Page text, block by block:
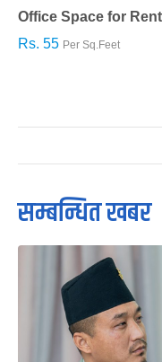
Office Space for
Rs. 55 Per Sq.Feet
सम्बन्धित खबर